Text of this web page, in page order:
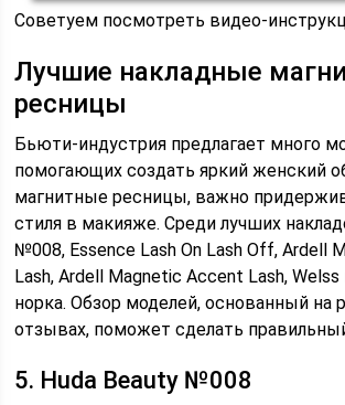
Советуем посмотреть видео-
Лучшие накладные
ресницы
Бьюти-индустрия предлагает много
помогающих создать яркий женский
магнитные ресницы, важно
стиля в макияже. Среди лучших
№008, Essence Lash On Lash Off, Ardell
Lash, Ardell Magnetic Accent Lash, Welss
норка. Обзор моделей, основанный на
отзывах, поможет сделать
5. Huda Beauty №008